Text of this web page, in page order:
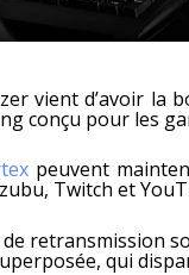
vient d’avoir la
conçu pour les
peuvent
Twitch et
retransmission
qui